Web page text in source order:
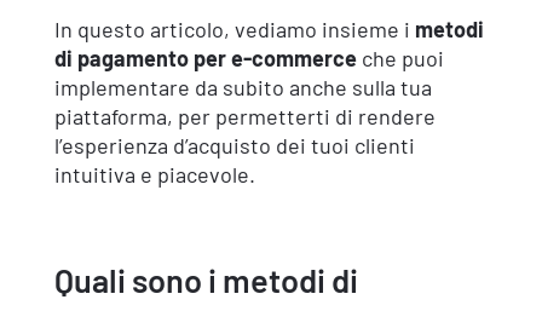
In questo articolo, vediamo insieme i metodi
di pagamento per e-commerceche puoi
implementare da subito anche sulla tua
piattaforma, per permetterti di rendere
l’esperienza d’acquisto dei tuoi clienti
intuitiva e piacevole.
Quali sono i metodi di